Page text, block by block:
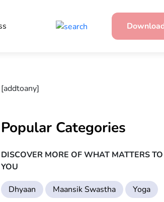
[addtoany]
Popular Categories
DISCOVER MORE OF WHAT MATTERS TO
YOU
Dhyaan Maansik Swastha
Yoga